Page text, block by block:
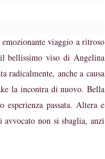
viaggio a ritroso
bellissimo viso di Angelina
radicalmente, anche a causa
la incontra di nuovo. Bella
passata. Altera e
non si sbaglia, anzi